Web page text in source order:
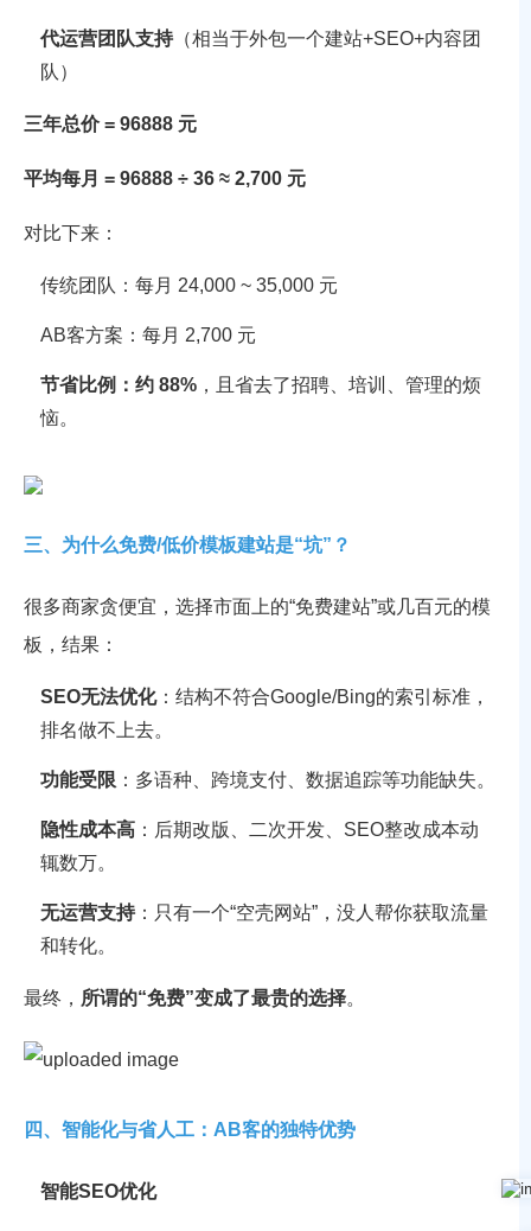
代运营团队支持（相当于外包一个建站+SEO+内容团
队）
三年总价 = 96888 元
平均每月 = 96888 ÷ 36 ≈ 2,700 元
对比下来：
传统团队：每月 24,000 ~ 35,000 元
AB客方案：每月 2,700 元
节省比例：约 88% ，且省去了招聘、培训、管理的烦
恼。
三、为什么免费/低价模板建站是“坑”？
很多商家贪便宜，选择市面上的“免费建站”或几百元的模
板，结果：
SEO无法优化：结构不符合Google/Bing的索引标准，
排名做不上去。
功能受限 ：多语种、跨境支付、数据追踪等功能缺失。
隐性成本高 ：后期改版、二次开发、SEO整改成本动
辄数万。
无运营支持：只有一个“空壳网站”，没人帮你获取流量
和转化。
最终， 所谓的“免费”变成了最贵的选择。
四、智能化与省人工：AB客的独特优势
智能SEO优化